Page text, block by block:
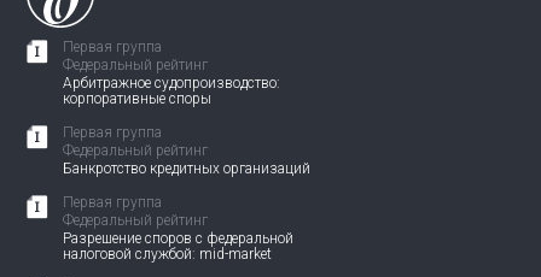
Первая группа
Федеральный рейтинг
Арбитражное судопроизводство:
корпоративные споры
Первая группа
Федеральный рейтинг
Банкротство кредитных организаций
Первая группа
Федеральный рейтинг
Разрешение споров с федеральной
налоговой службой: mid-market